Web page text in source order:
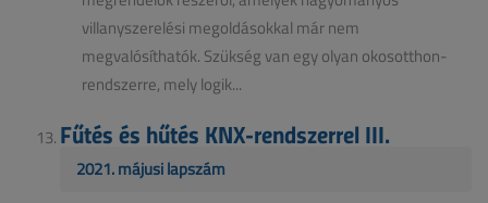
villanyszerelési megoldásokkal már nem
megvalósíthatók. Szükség van egy olyan okosotthon-
rendszerre, mely logik...
Fűtés és hűtés KNX-rendszerrel III.
2021. májusi lapszám